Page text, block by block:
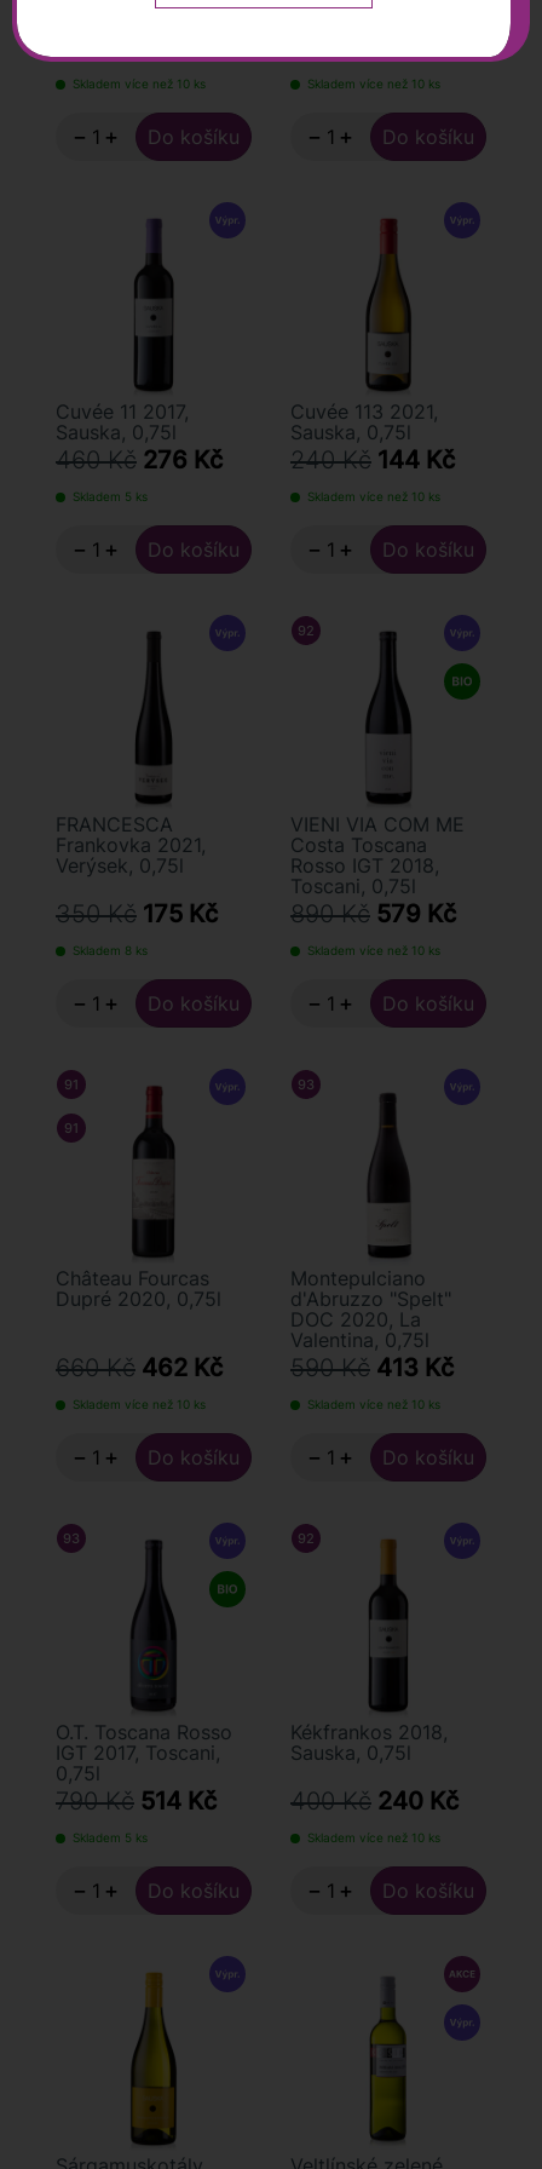
Skladem více než 10 ks
− +
Skladem více než 10 ks
− +
Cuvée 11 2017,
Sauska, 0,75l
460 Kč 276 Kč
Skladem 5 ks
− +
Cuvée 113 2021,
Sauska, 0,75l
240 Kč 144 Kč
Skladem více než 10 ks
− +
FRANCESCA
Frankovka 2021,
Verýsek, 0,75l
350 Kč 175 Kč
Skladem 8 ks
− +
92 FALSTAFF
VIENI VIA COM ME
Costa Toscana
Rosso IGT 2018,
Toscani, 0,75l
890 Kč 579 Kč
Skladem více než 10 ks
− +
91 JAMES SUCKLING
91 WINE ENTHUSIAST
Château Fourcas
Dupré 2020, 0,75l
660 Kč 462 Kč
Skladem více než 10 ks
− +
93
Montepulciano
d'Abruzzo "Spelt"
DOC 2020, La
Valentina, 0,75l
590 Kč 413 Kč
Skladem více než 10 ks
− +
93 FALSTAFF
O.T. Toscana Rosso
IGT 2017, Toscani,
0,75l
790 Kč 514 Kč
Skladem 5 ks
− +
92 JAMES SUCKLING
Kékfrankos 2018,
Sauska, 0,75l
400 Kč 240 Kč
Skladem více než 10 ks
− +